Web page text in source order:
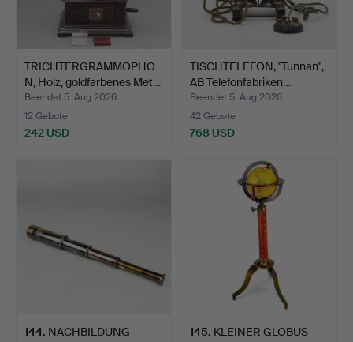
TRICHTERGRAMMOPHO
N, Holz, goldfarbenes Met…
Beendet 5. Aug 2026
12 Gebote
242 USD
TISCHTELEFON, "Tunnan",
AB Telefonfabriken…
Beendet 5. Aug 2026
42 Gebote
768 USD
144. NACHBILDUNG
145. KLEINER GLOBUS